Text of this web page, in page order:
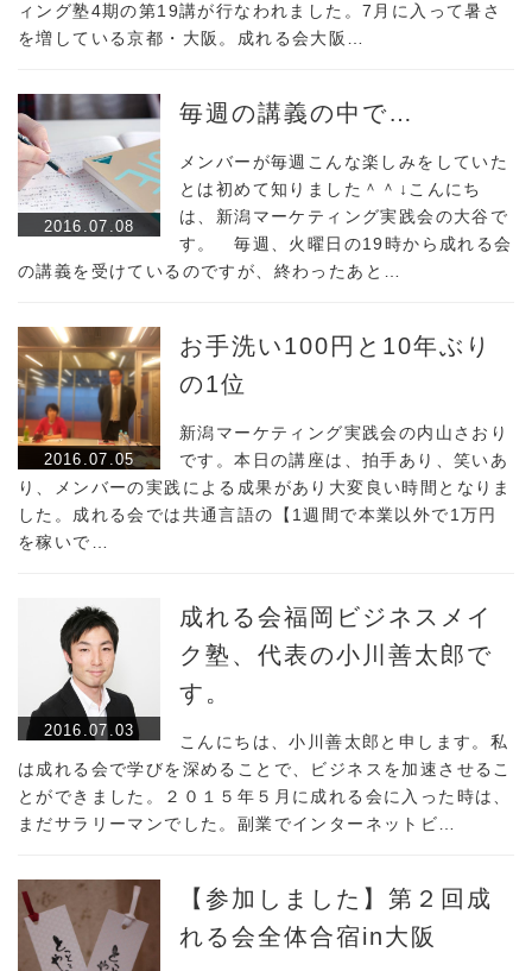
ィング塾4期の第19講が行なわれました。7月に入って暑さ
を増している京都・大阪。成れる会大阪…
2016.07.08
毎週の講義の中で…
メンバーが毎週こんな楽しみをしていた
とは初めて知りました＾＾↓こんにち
は、新潟マーケティング実践会の大谷で
す。 毎週、火曜日の19時から成れる会
の講義を受けているのですが、終わったあと…
2016.07.05
お手洗い100円と10年ぶり
の1位
新潟マーケティング実践会の内山さおり
です。本日の講座は、拍手あり、笑いあ
り、メンバーの実践による成果があり大変良い時間となりま
した。成れる会では共通言語の【1週間で本業以外で1万円
を稼いで…
2016.07.03
成れる会福岡ビジネスメイ
ク塾、代表の小川善太郎で
す。
こんにちは、小川善太郎と申します。私
は成れる会で学びを深めることで、ビジネスを加速させるこ
とができました。２０１５年５月に成れる会に入った時は、
まだサラリーマンでした。副業でインターネットビ…
【参加しました】第２回成
れる会全体合宿in大阪